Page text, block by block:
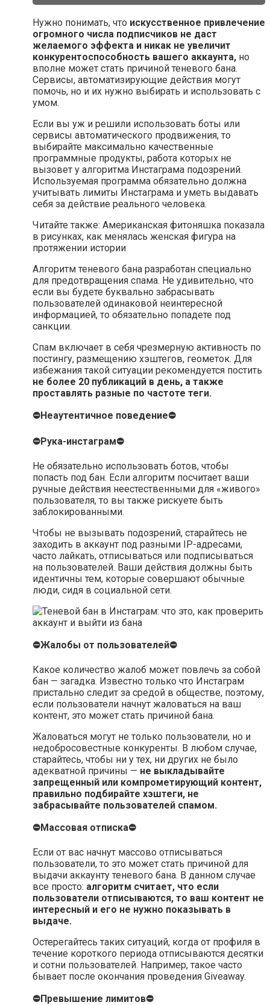
Нужно понимать, что искусственное привлечение
огромного числа подписчиков не даст
желаемого эффекта и никак не увеличит
конкурентоспособность вашего аккаунта, но
вполне может стать причиной теневого бана.
Сервисы, автоматизирующие действия могут
помочь, но и их нужно выбирать и использовать с
умом.
Если вы уж и решили использовать боты или
сервисы автоматического продвижения, то
выбирайте максимально качественные
программные продукты, работа которых не
вызовет у алгоритма Инстаграма подозрений.
Используемая программа обязательно должна
учитывать лимиты Инстаграма и уметь выдавать
себя за действие реального человека.
Читайте также: Американская фитоняшка показала
в рисунках, как менялась женская фигура на
протяжении истории
Алгоритм теневого бана разработан специально
для предотвращения спама. Не удивительно, что
если вы будете буквально забрасывать
пользователей одинаковой неинтересной
информацией, то обязательно попадете под
санкции.
Спам включает в себя чрезмерную активность по
постингу, размещению хэштегов, геометок. Для
избежания такой ситуации рекомендуется постить
не более 20 публикаций в день, а также
проставлять разные по частоте теги.
⛔Неаутентичное поведение⛔
⛔Рука-инстаграм⛔
Не обязательно использовать ботов, чтобы
попасть под бан. Если алгоритм посчитает ваши
ручные действия неестественными для «живого»
пользователя, то вы также рискуете быть
заблокированными.
Чтобы не вызывать подозрений, старайтесь не
заходить в аккаунт под разными IP-адресами,
часто лайкать, отписываться или подписываться
на пользователей. Ваши действия должны быть
идентичны тем, которые совершают обычные
люди, сидя в социальной сети.
⛔Жалобы от пользователей⛔
Какое количество жалоб может повлечь за собой
бан — загадка. Известно только что Инстаграм
пристально следит за средой в обществе, поэтому,
если пользователи начнут жаловаться на ваш
контент, это может стать причиной бана.
Жаловаться могут не только пользователи, но и
недобросовестные конкуренты. В любом случае,
старайтесь, чтобы ни у тех, ни других не было
адекватной причины — не выкладывайте
запрещенный или компрометирующий контент,
правильно подбирайте хэштеги, не
забрасывайте пользователей спамом.
⛔Массовая отписка⛔
Если от вас начнут массово отписываться
пользователи, то это может стать причиной для
выдачи аккаунту теневого бана. В данном случае
все просто: алгоритм считает, что если
пользователи отписываются, то ваш контент не
интересный и его не нужно показывать в
выдаче.
Остерегайтесь таких ситуаций, когда от профиля в
течение короткого периода отписываются десятки
и сотни пользователей. Например, такое часто
бывает после окончания проведения Giveaway.
⛔Превышение лимитов⛔